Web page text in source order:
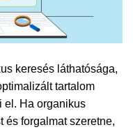
keresés láthatósága,
tartalom
el. Ha organikus
és forgalmat szeretne,